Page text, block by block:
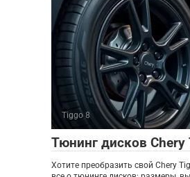
Tiggo 8
Тюнинг дисков Chery
Хотите преобразить свой Chery